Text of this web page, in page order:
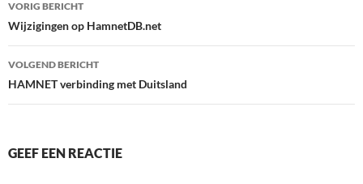
navigatie
VORIG BERICHT
Wijzigingen op HamnetDB.net
VOLGEND BERICHT
HAMNET verbinding met Duitsland
GEEF EEN REACTIE